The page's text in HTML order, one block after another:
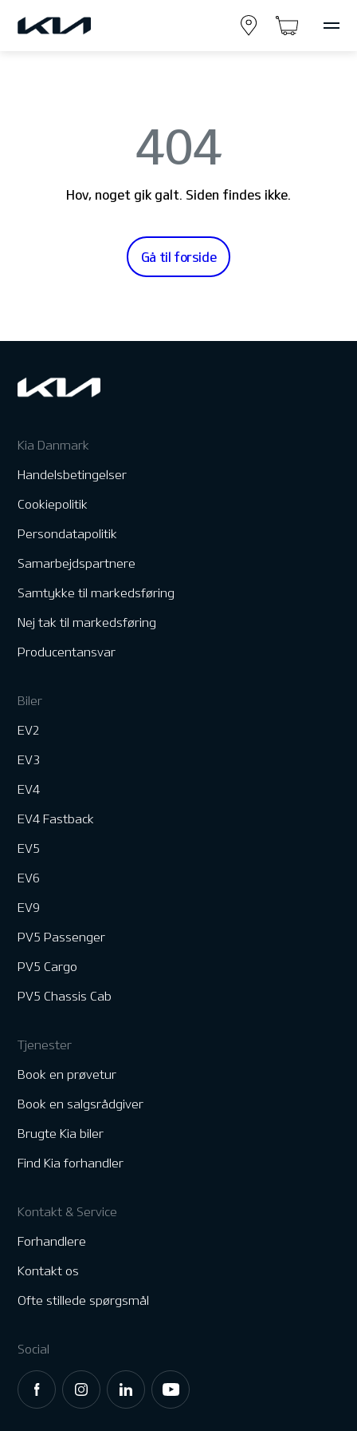
404
Hov, noget gik galt. Siden findes ikke.
Gå til forside
Kia Danmark
Handelsbetingelser
Cookiepolitik
Persondatapolitik
Samarbejdspartnere
Samtykke til markedsføring
Nej tak til markedsføring
Producentansvar
Biler
EV2
EV3
EV4
EV4 Fastback
EV5
EV6
EV9
PV5 Passenger
PV5 Cargo
PV5 Chassis Cab
Tjenester
Book en prøvetur
Book en salgsrådgiver
Brugte Kia biler
Find Kia forhandler
Kontakt & Service
Forhandlere
Kontakt os
Ofte stillede spørgsmål
Social